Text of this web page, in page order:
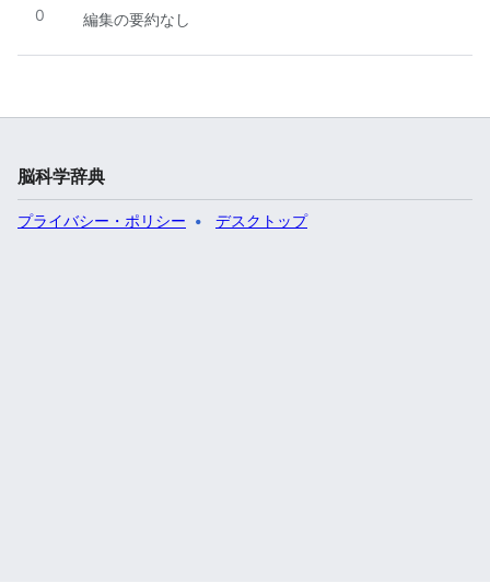
0 編集の要約なし
脳科学辞典
プライバシー・ポリシー デスクトップ